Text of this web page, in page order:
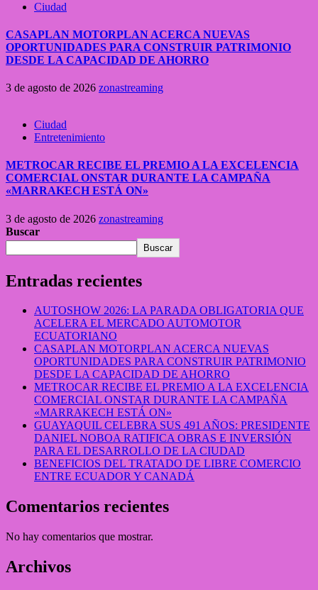
Ciudad
CASAPLAN MOTORPLAN ACERCA NUEVAS
OPORTUNIDADES PARA CONSTRUIR PATRIMONIO
DESDE LA CAPACIDAD DE AHORRO
3 de agosto de 2026 zonastreaming
Ciudad
Entretenimiento
METROCAR RECIBE EL PREMIO A LA EXCELENCIA
COMERCIAL ONSTAR DURANTE LA CAMPAÑA
«MARRAKECH ESTÁ ON»
3 de agosto de 2026 zonastreaming
Buscar
Buscar
Entradas recientes
AUTOSHOW 2026: LA PARADA OBLIGATORIA QUE
ACELERA EL MERCADO AUTOMOTOR
ECUATORIANO
CASAPLAN MOTORPLAN ACERCA NUEVAS
OPORTUNIDADES PARA CONSTRUIR PATRIMONIO
DESDE LA CAPACIDAD DE AHORRO
METROCAR RECIBE EL PREMIO A LA EXCELENCIA
COMERCIAL ONSTAR DURANTE LA CAMPAÑA
«MARRAKECH ESTÁ ON»
GUAYAQUIL CELEBRA SUS 491 AÑOS: PRESIDENTE
DANIEL NOBOA RATIFICA OBRAS E INVERSIÓN
PARA EL DESARROLLO DE LA CIUDAD
BENEFICIOS DEL TRATADO DE LIBRE COMERCIO
ENTRE ECUADOR Y CANADÁ
Comentarios recientes
No hay comentarios que mostrar.
Archivos